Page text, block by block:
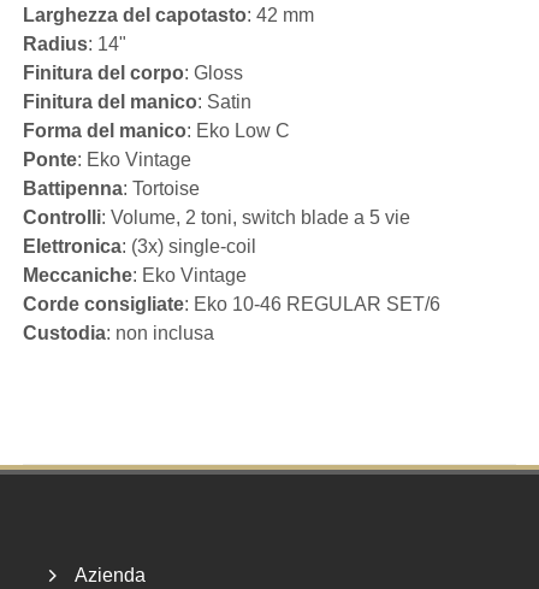
Larghezza del capotasto: 42 mm
Radius: 14"
Finitura del corpo: Gloss
Finitura del manico: Satin
Forma del manico: Eko Low C
Ponte: Eko Vintage
Battipenna: Tortoise
Controlli: Volume, 2 toni, switch blade a 5 vie
Elettronica: (3x) single-coil
Meccaniche: Eko Vintage
Corde consigliate: Eko 10-46 REGULAR SET/6
Custodia: non inclusa
Azienda